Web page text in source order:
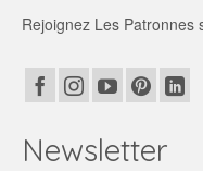
Rejoignez Les Patronnes
Newsletter